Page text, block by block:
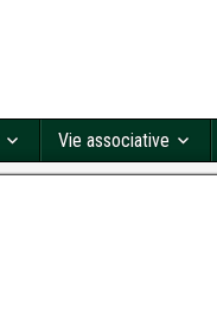
Vie associative